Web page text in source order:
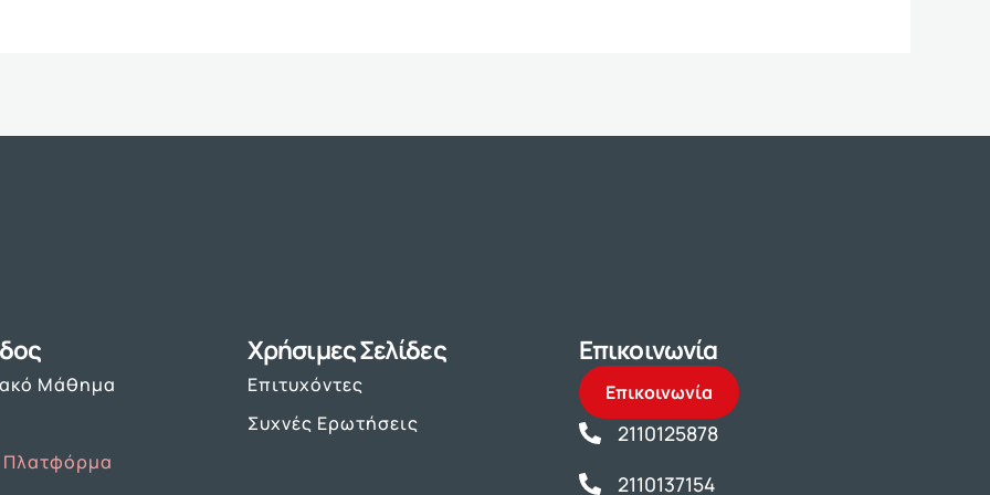
Μάθημα
Πλατφόρμα
Χρήσιμες Σελίδες
Επιτυχόντες
Συχνές Ερωτήσεις
Επικοινωνία
Επικοινωνία
2110125878
2110137154